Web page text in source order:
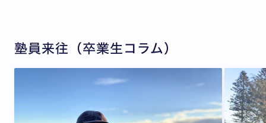
塾員来往（卒業生コラム）